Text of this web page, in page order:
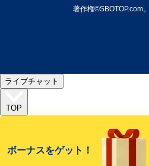
著作権©SBOTOP.com
ライブチャット
TOP
ボーナスをゲット！